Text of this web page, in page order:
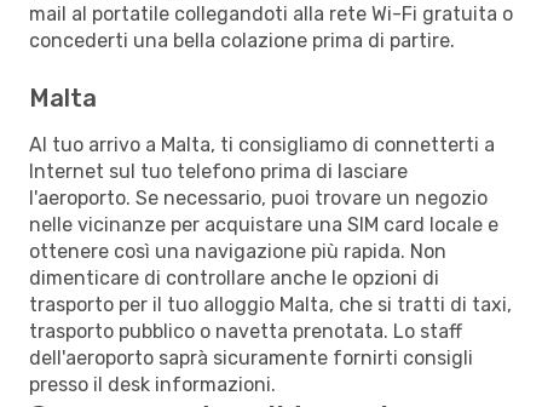
mail al portatile collegandoti alla rete Wi-Fi gratuita o
concederti una bella colazione prima di partire.
Malta
Al tuo arrivo a Malta, ti consigliamo di connetterti a
Internet sul tuo telefono prima di lasciare
l'aeroporto. Se necessario, puoi trovare un negozio
nelle vicinanze per acquistare una SIM card locale e
ottenere così una navigazione più rapida. Non
dimenticare di controllare anche le opzioni di
trasporto per il tuo alloggio Malta, che si tratti di taxi,
trasporto pubblico o navetta prenotata. Lo staff
dell'aeroporto saprà sicuramente fornirti consigli
presso il desk informazioni.